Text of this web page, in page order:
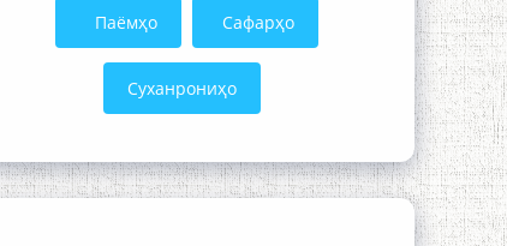
Паёмҳо Сафарҳо
Суханрониҳо
МАОРИФИ КИШВАР АЗ ҶОНИБИ
ОЛИМОНИ АКАДЕМИЯИ МИЛЛИИ